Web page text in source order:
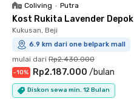
Coliving • Putra
Kost Rukita Lavender Depok
Kukusan, Beji
6.9 km dari one belpark mall
mulai dari Rp2.430.000
-10% Rp2.187.000 /bulan
Diskon sewa min. 12 Bulan